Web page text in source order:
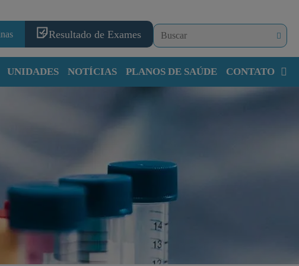
Resultado de Exames
UNIDADES NOTÍCIAS PLANOS DE SAÚDE CONTATO